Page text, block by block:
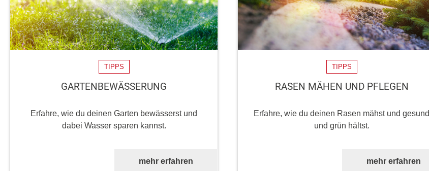
TIPPS
GARTENBEWÄSSERUNG
Erfahre, wie du deinen Garten bewässerst und
dabei Wasser sparen kannst.
mehr erfahren
TIPPS
RASEN MÄHEN UND PFLEGEN
Erfahre, wie du deinen Rasen mähst und gesund
und grün hältst.
mehr erfahren